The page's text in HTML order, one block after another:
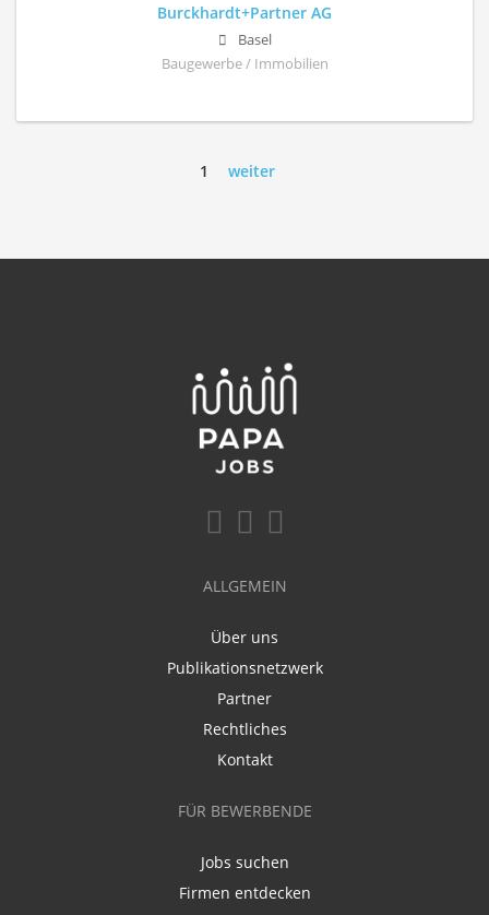
Burckhardt+Partner AG
Basel
Baugewerbe / Immobilien
1 weiter
ALLGEMEIN
Über uns
Publikationsnetzwerk
Partner
Rechtliches
Kontakt
FÜR BEWERBENDE
Jobs suchen
Firmen entdecken